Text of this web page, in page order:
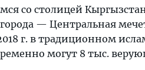
со столицей
— Центральная
г. в традиционном
могут 8 тыс.